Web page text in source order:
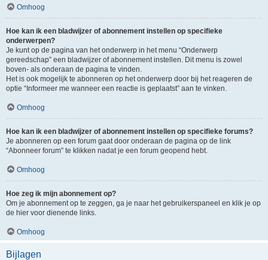
Omhoog
Hoe kan ik een bladwijzer of abonnement instellen op specifieke
onderwerpen?
Je kunt op de pagina van het onderwerp in het menu “Onderwerp
gereedschap” een bladwijzer of abonnement instellen. Dit menu is zowel
boven- als onderaan de pagina te vinden.
Het is ook mogelijk te abonneren op het onderwerp door bij het reageren de
optie “Informeer me wanneer een reactie is geplaatst” aan te vinken.
Omhoog
Hoe kan ik een bladwijzer of abonnement instellen op specifieke forums?
Je abonneren op een forum gaat door onderaan de pagina op de link
“Abonneer forum” te klikken nadat je een forum geopend hebt.
Omhoog
Hoe zeg ik mijn abonnement op?
Om je abonnement op te zeggen, ga je naar het gebruikerspaneel en klik je op
de hier voor dienende links.
Omhoog
Bijlagen